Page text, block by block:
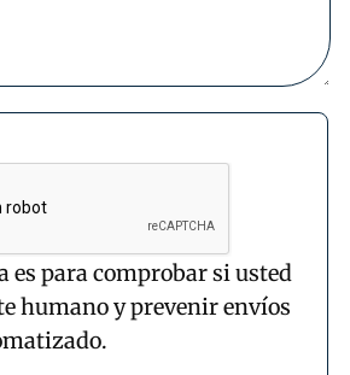
es para comprobar si usted
humano y prevenir envíos